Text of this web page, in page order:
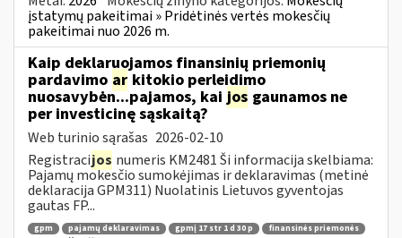
įstatymų pakeitimai » Pridėtinės vertės mokesčių
pakeitimai nuo 2026 m.
Kaip deklaruojamos finansinių priemonių
pardavimo ar kitokio perleidimo
nuosavybėn...pajamos, kai jos gaunamos ne
per investicinę sąskaitą?
Web turinio sąrašas 2026-02-10
Registracijos numeris KM2481 Ši informacija skelbiama:
Pajamų mokesčio sumokėjimas ir deklaravimas (metinė
deklaracija GPM311) Nuolatinis Lietuvos gyventojas
gautas FP...
gpm pajamų deklaravimas gpmį 17 str 1 d 30 p finansinės priemonės